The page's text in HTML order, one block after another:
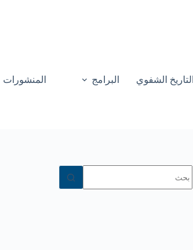
التاريخ الشفوي البرامج المنشورات